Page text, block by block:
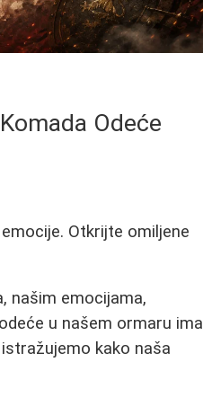
Odeće
Otkrijte omiljene
našim emocijama,
u našem ormaru ima
kako naša